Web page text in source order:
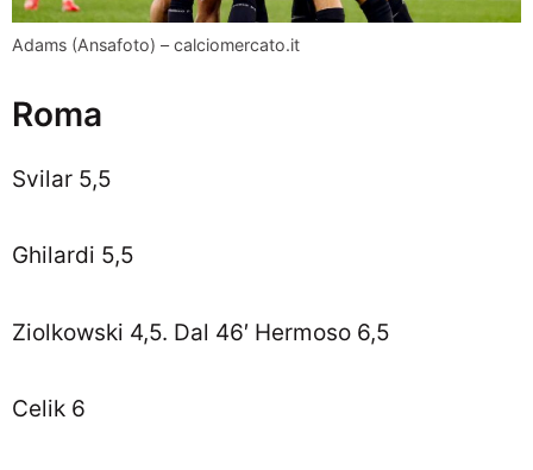
Adams (Ansafoto) – calciomercato.it
Roma
Svilar 5,5
Ghilardi 5,5
Ziolkowski 4,5. Dal 46′ Hermoso 6,5
Celik 6